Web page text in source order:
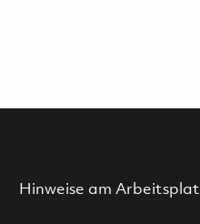
Hinweise am